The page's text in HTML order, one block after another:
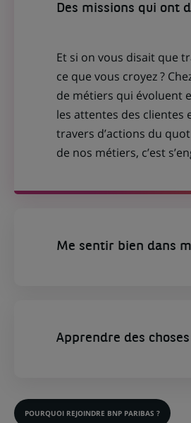
Des missions qui ont
Et si on vous disait que
ce que vous croyez ?
de métiers qui évoluent
les attentes des clientes
travers d’actions du
de nos métiers, c’est
Me sentir bien dans
Apprendre des
POURQUOI REJOINDRE BNP PARIBAS ?